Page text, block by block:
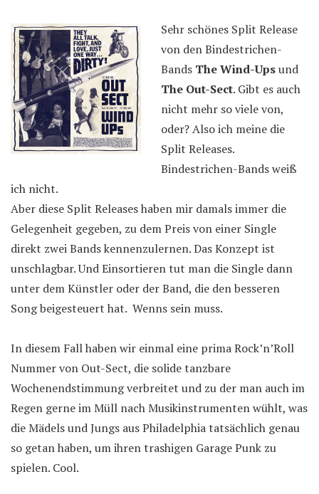
Sehr schönes Split Release
von den Bindestrichen-
Bands The Wind-Upsund
The Out-Sect. Gibt es auch
nicht mehr so viele von,
oder? Also ich meine die
Split Releases.
Bindestrichen-Bands weiß
ich nicht.
Aber diese Split Releases haben mir damals immer die
Gelegenheit gegeben, zu dem Preis von einer Single
direkt zwei Bands kennenzulernen. Das Konzept ist
unschlagbar. Und Einsortieren tut man die Single dann
unter dem Künstler oder der Band, die den besseren
Song beigesteuert hat. Wenns sein muss.
In diesem Fall haben wir einmal eine prima Rock’n’Roll
Nummer von Out-Sect, die solide tanzbare
Wochenendstimmung verbreitet und zu der man auch im
Regen gerne im Müll nach Musikinstrumenten wühlt, was
die Mädels und Jungs aus Philadelphia tatsächlich genau
so getan haben, um ihren trashigen Garage Punk zu
spielen. Cool.